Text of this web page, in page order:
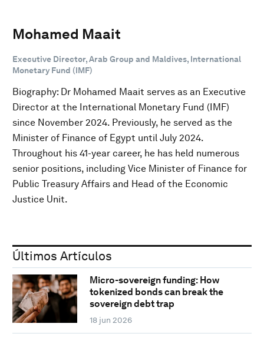
Mohamed Maait
Executive Director, Arab Group and Maldives, International
Monetary Fund (IMF)
Biography: Dr Mohamed Maait serves as an Executive
Director at the International Monetary Fund (IMF)
since November 2024. Previously, he served as the
Minister of Finance of Egypt until July 2024.
Throughout his 41-year career, he has held numerous
senior positions, including Vice Minister of Finance for
Public Treasury Affairs and Head of the Economic
Justice Unit.
Últimos Artículos
Micro-sovereign funding: How
tokenized bonds can break the
sovereign debt trap
18 jun 2026